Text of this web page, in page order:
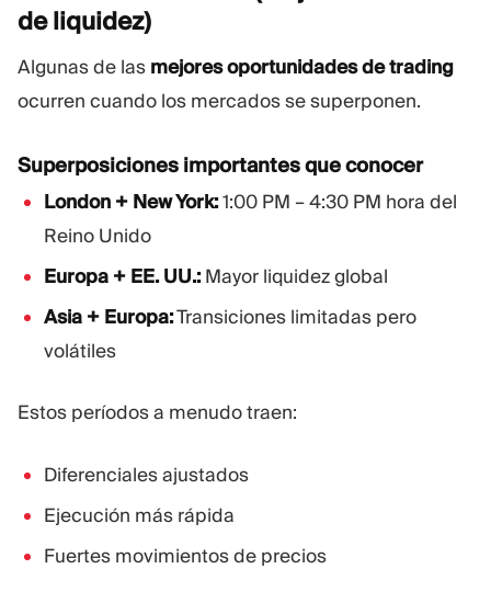
deliquidez)
Algunas de las mejores oportunidades de trading
ocurren cuando los mercados se superponen.
Superposiciones importantes que conocer
London + New York:1:00 PM – 4:30 PM hora del
Reino Unido
Europa + EE. UU.:Mayor liquidez global
Asia + Europa:Transiciones limitadas pero
volátiles
Estos períodos a menudo traen:
Diferenciales ajustados
Ejecución más rápida
Fuertes movimientos de precios